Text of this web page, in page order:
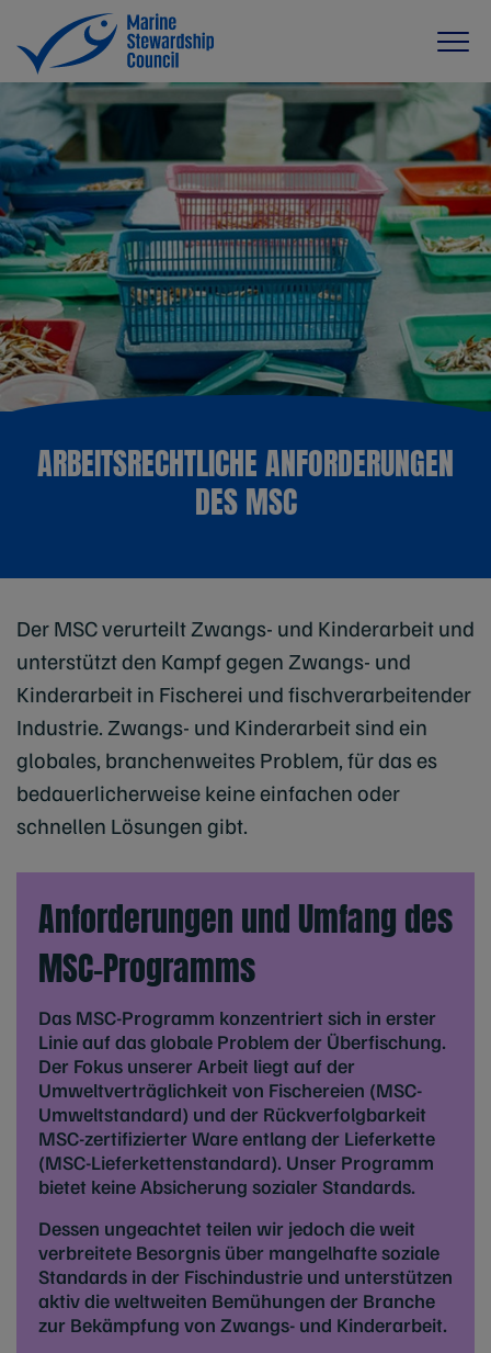
ARBEITSRECHTLICHE ANFORDERUNGEN
DES MSC
Der MSC verurteilt Zwangs- und Kinderarbeit und
unterstützt den Kampf gegen Zwangs- und
Kinderarbeit in Fischerei und fischverarbeitender
Industrie. Zwangs- und Kinderarbeit sind ein
globales, branchenweites Problem, für das es
bedauerlicherweise keine einfachen oder
schnellen Lösungen gibt.
Anforderungen und Umfang des
MSC-Programms
Das MSC-Programm konzentriert sich in erster
Linie auf das globale Problem der Überfischung.
Der Fokus unserer Arbeit liegt auf der
Umweltverträglichkeit von Fischereien (MSC-
Umweltstandard) und der Rückverfolgbarkeit
MSC-zertifizierter Ware entlang der Lieferkette
(MSC-Lieferkettenstandard). Unser Programm
bietet keine Absicherung sozialer Standards.
Dessen ungeachtet teilen wir jedoch die weit
verbreitete Besorgnis über mangelhafte soziale
Standards in der Fischindustrie und unterstützen
aktiv die weltweiten Bemühungen der Branche
zur Bekämpfung von Zwangs- und Kinderarbeit.